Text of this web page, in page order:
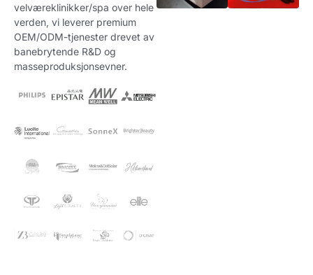
velværeklinikker/spa over hele
verden, vi leverer premium
OEM/ODM-tjenester drevet av
banebrytende R&D og
masseproduksjonsevner.